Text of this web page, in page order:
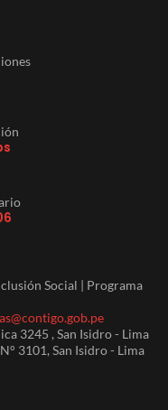
Social | Programa
3245 , San Isidro - Lima
3101, San Isidro - Lima